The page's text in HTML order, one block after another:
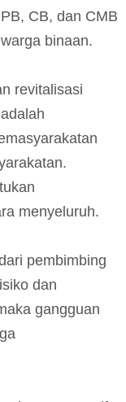
CB, dan CMB
binaan.
revitalisasi
menyeluruh.
pembimbing
dan
gangguan